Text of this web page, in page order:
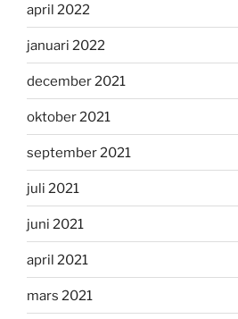
april 2022
januari 2022
december 2021
oktober 2021
september 2021
juli 2021
juni 2021
april 2021
mars 2021